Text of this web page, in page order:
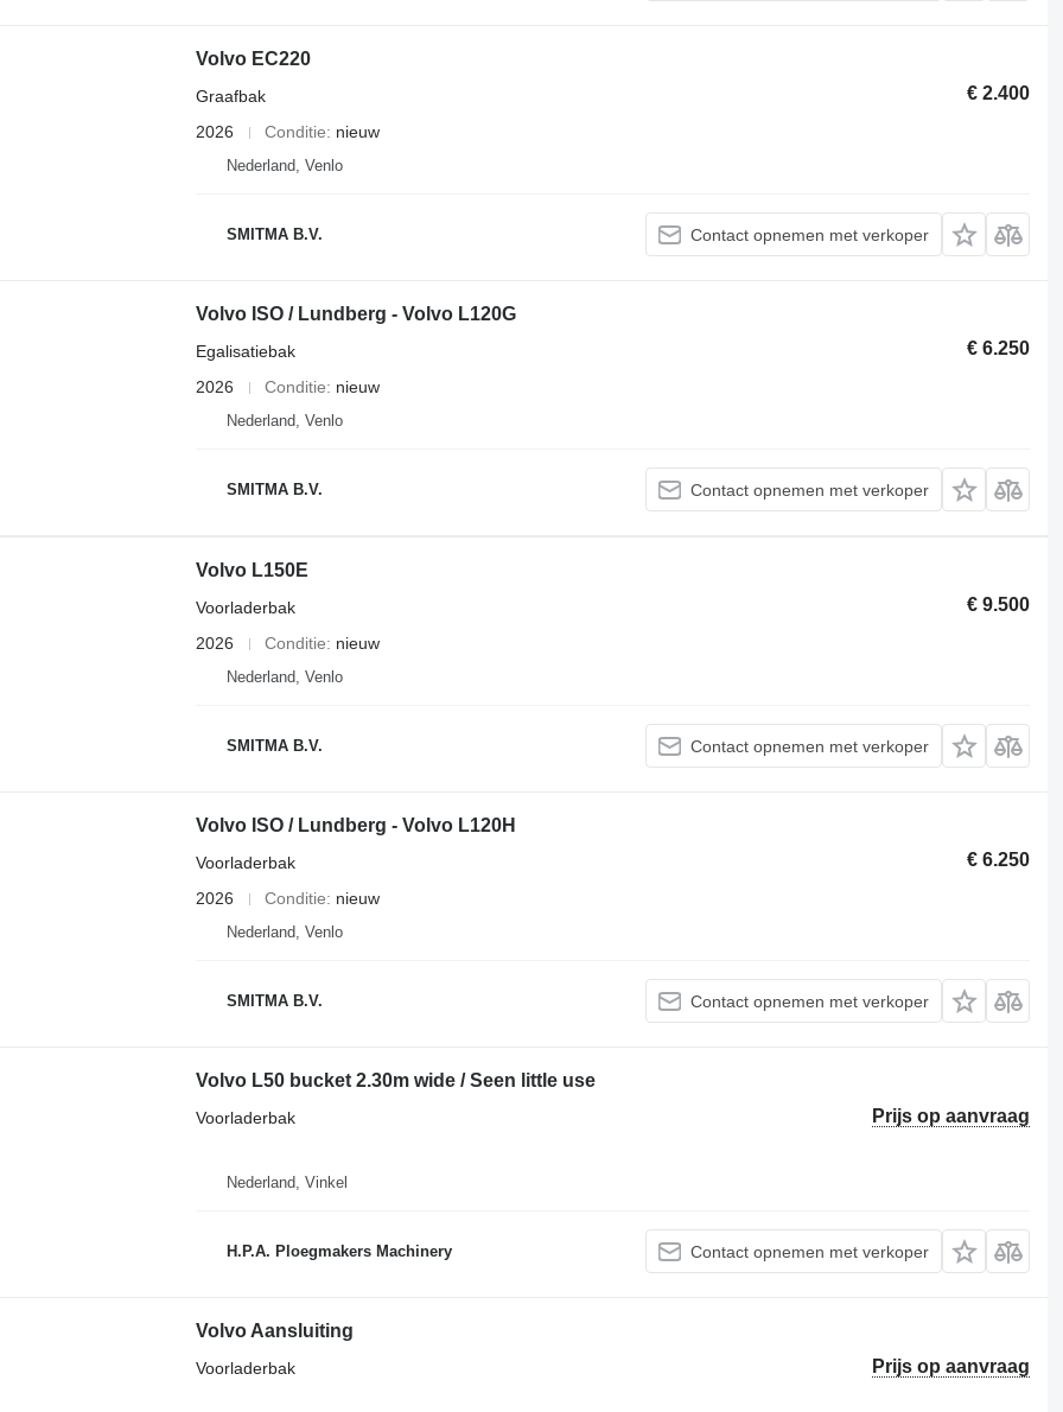
Volvo EC220
€ 2.400
Graafbak
2026
Conditie nieuw
Nederland, Venlo
SMITMA B.V. Contact opnemen met verkoper
Volvo ISO / Lundberg - Volvo L120G
€ 6.250
Egalisatiebak
2026
Conditie nieuw
Nederland, Venlo
SMITMA B.V. Contact opnemen met verkoper
Volvo L150E
€ 9.500
Voorladerbak
2026
Conditie nieuw
Nederland, Venlo
SMITMA B.V. Contact opnemen met verkoper
Volvo ISO / Lundberg - Volvo L120H
€ 6.250
Voorladerbak
2026
Conditie nieuw
Nederland, Venlo
SMITMA B.V. Contact opnemen met verkoper
Volvo L50 bucket 2.30m wide / Seen little use
Prijs op aanvraag
Voorladerbak
Nederland, Vinkel
H.P.A. Ploegmakers Machinery Contact opnemen met verkoper
Volvo Aansluiting
Prijs op aanvraag
Voorladerbak